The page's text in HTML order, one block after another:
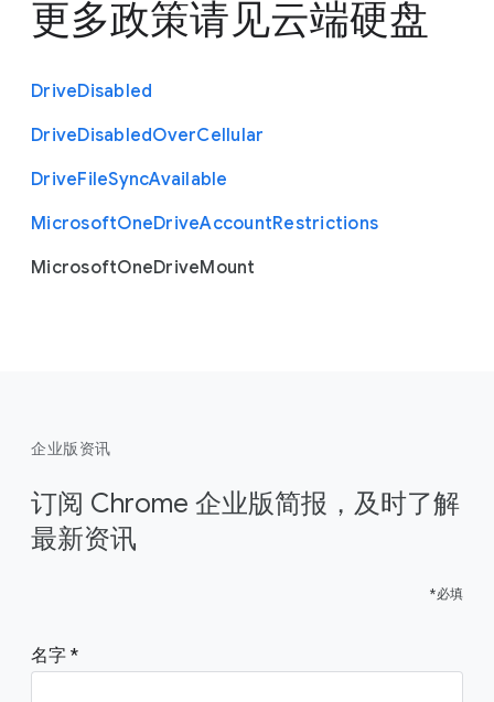
更多政策请见云端硬盘
DriveDisabled
DriveDisabledOverCellular
DriveFileSyncAvailable
MicrosoftOneDriveAccountRestrictions
MicrosoftOneDriveMount
企业版资讯
订阅 Chrome 企业版简报，及时了解
最新资讯
*必填
名字